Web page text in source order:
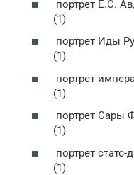
портрет Е.С.
(1)
портрет Иды
(1)
портрет
(1)
портрет Сары
(1)
портрет
(1)